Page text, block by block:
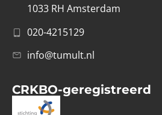
1033 RH Amsterdam
020-4215129
info@tumult.nl
CRKBO-geregistreerd